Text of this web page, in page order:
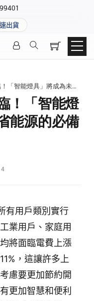
出貨
具」將成為未來節省能源的必備選擇
！「智能燈
能源的必備
有用戶類別實行
業用戶、家庭用
將面臨電費上漲
，這讓許多上
慮要更加節約開
更加智慧和便利
。